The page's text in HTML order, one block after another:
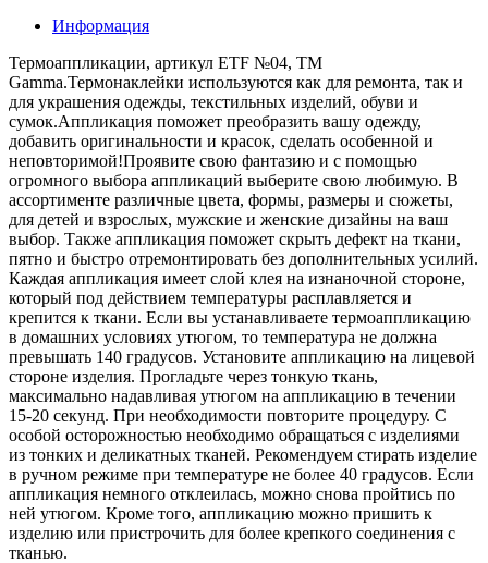
Информация
Термоаппликации, артикул ETF №04, ТМ
Gamma.Термонаклейки используются как для ремонта, так и
для украшения одежды, текстильных изделий, обуви и
сумок.Аппликация поможет преобразить вашу одежду,
добавить оригинальности и красок, сделать особенной и
неповторимой!Проявите свою фантазию и с помощью
огромного выбора аппликаций выберите свою любимую. В
ассортименте различные цвета, формы, размеры и сюжеты,
для детей и взрослых, мужские и женские дизайны на ваш
выбор. Также аппликация поможет скрыть дефект на ткани,
пятно и быстро отремонтировать без дополнительных усилий.
Каждая аппликация имеет слой клея на изнаночной стороне,
который под действием температуры расплавляется и
крепится к ткани. Если вы устанавливаете термоаппликацию
в домашних условиях утюгом, то температура не должна
превышать 140 градусов. Установите аппликацию на лицевой
стороне изделия. Прогладьте через тонкую ткань,
максимально надавливая утюгом на аппликацию в течении
15-20 секунд. При необходимости повторите процедуру. С
особой осторожностью необходимо обращаться с изделиями
из тонких и деликатных тканей. Рекомендуем стирать изделие
в ручном режиме при температуре не более 40 градусов. Если
аппликация немного отклеилась, можно снова пройтись по
ней утюгом. Кроме того, аппликацию можно пришить к
изделию или пристрочить для более крепкого соединения с
тканью.